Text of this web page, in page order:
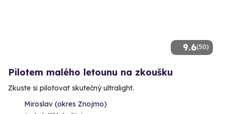
9.6(50)
Pilotem malého letounu na zkoušku
Zkuste si pilotovat skutečný ultralight.
Miroslav (okres Znojmo)